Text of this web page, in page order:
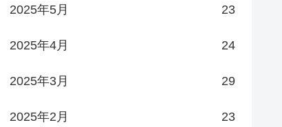
2025年5月 23
2025年4月 24
2025年3月 29
2025年2月 23